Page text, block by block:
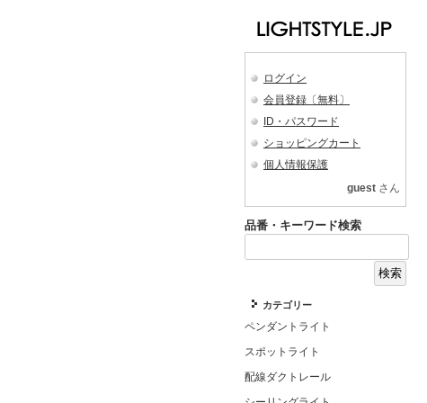
ログイン
会員登録〔無料〕
ID・パスワード
ショッピングカート
個人情報保護
guest さん
品番・キーワード検索
カテゴリー
ペンダントライト
スポットライト
配線ダクトレール